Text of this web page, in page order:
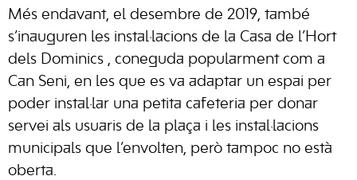
Més endavant, el desembre de 2019, també
s’inauguren les instal·lacions de la Casa de l’Hort
dels Dominics , coneguda popularment com a
Can Seni, en les que es va adaptar un espai per
poder instal·lar una petita cafeteria per donar
servei als usuaris de la plaça i les instal·lacions
municipals que l’envolten, però tampoc no està
oberta.